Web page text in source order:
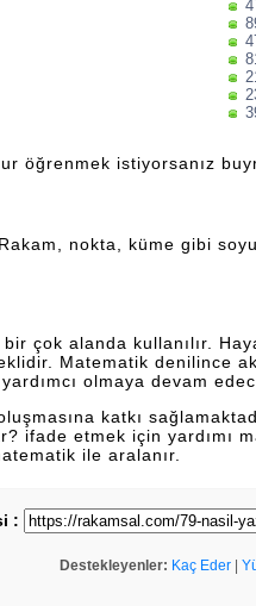
öğrenmek istiyorsanız
nokta, küme gibi
çok alanda kullanılır.
Matematik denilince
olmaya devam
katkı
ifade etmek için yardımı
ile aralanır.
:
Destekleyenler: Kaç Eder